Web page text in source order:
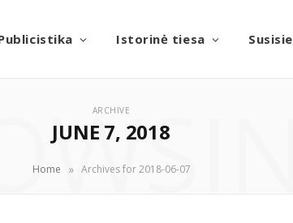
Istorinė tiesa
ARCHIVE
JUNE 7, 2018
Home » Archives for 2018-06-07